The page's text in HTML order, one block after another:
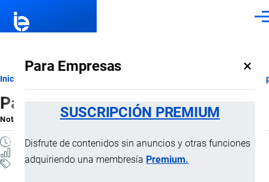
Para Empresas ×
SUSCRIPCIÓN PREMIUM
Disfrute de contenidos sin anuncios y otras funciones
adquiriendo una membresía Premium.
Ruta
de
navegación
Inicio
Partida 96.11
Nota ExplicativaporImportaciones …, 22 Julio, 2024
2 MINUTOS
Notas Explicativas